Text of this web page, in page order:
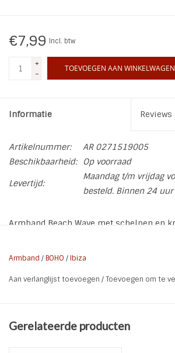
€7,99 Incl. btw
+
-
TOEVOEGEN AAN WINKELWAGEN
Informatie Reviews
Artikelnummer:
AR 0271519005
Beschikbaarheid:
Op voorraad
Levertijd:
Maandag t/m vrijdag
besteld. Binnen 24
Armband Beach Wave met schelpen en
* Soort: Elastische armband
* Kenmerken: Nikkel vrij
Armband /BOHO /Ibiza
Aan verlanglijst toevoegen /Toevoegen om te
Gerelateerde producten